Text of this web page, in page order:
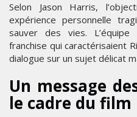
Selon Jason Harris,
expérience personnelle
sauver des vies.
franchise qui caractérisaient
dialogue sur un sujet délicat
Un message
le cadre du film